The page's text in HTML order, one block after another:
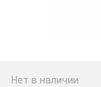
Нет в наличии